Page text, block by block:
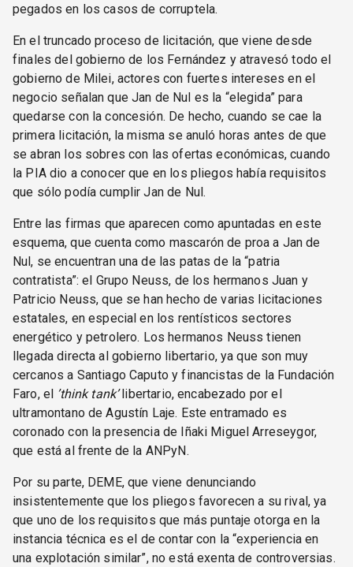
pegados en los casos de corruptela.
En el truncado proceso de licitación, que viene desde
finales del gobierno de los Fernández y atravesó todo el
gobierno de Milei, actores con fuertes intereses en el
negocio señalan que Jan de Nul es la “elegida” para
quedarse con la concesión. De hecho, cuando se cae la
primera licitación, la misma se anuló horas antes de que
se abran los sobres con las ofertas económicas, cuando
la PIA dio a conocer que en los pliegos había requisitos
que sólo podía cumplir Jan de Nul.
Entre las firmas que aparecen como apuntadas en este
esquema, que cuenta como mascarón de proa a Jan de
Nul, se encuentran una de las patas de la “patria
contratista”: el Grupo Neuss, de los hermanos Juan y
Patricio Neuss, que se han hecho de varias licitaciones
estatales, en especial en los rentísticos sectores
energético y petrolero. Los hermanos Neuss tienen
llegada directa al gobierno libertario, ya que son muy
cercanos a Santiago Caputo y financistas de la Fundación
Faro, el ’think tank’libertario, encabezado por el
ultramontano de Agustín Laje. Este entramado es
coronado con la presencia de Iñaki Miguel Arreseygor,
que está al frente de la ANPyN.
Por su parte, DEME, que viene denunciando
insistentemente que los pliegos favorecen a su rival, ya
que uno de los requisitos que más puntaje otorga en la
instancia técnica es el de contar con la “experiencia en
una explotación similar”, no está exenta de controversias.